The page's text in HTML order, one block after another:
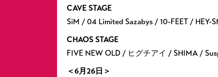
CAVE STAGE
SiM / 04 Limited Sazabys / 10-FEET / HEY-
CHAOS STAGE
FIVE NEW OLD / ヒグチアイ / SHIMA /
＜6月26日＞